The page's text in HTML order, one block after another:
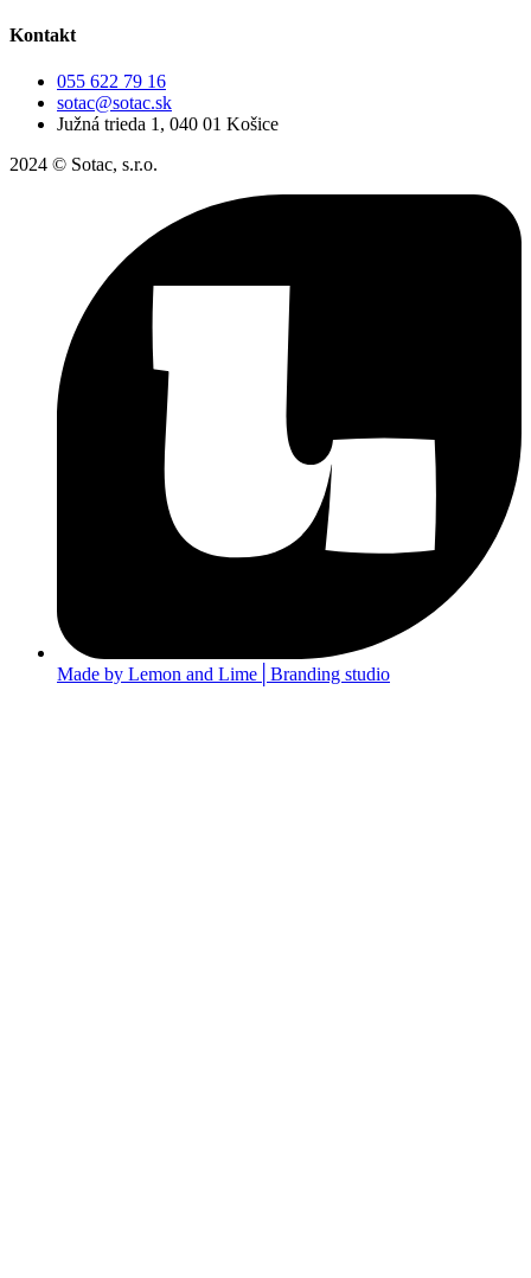
Kontakt
055 622 79 16
sotac@sotac.sk
Južná trieda 1, 040 01 Košice
2024 © Sotac, s.r.o.
Made by Lemon and Lime│Branding studio